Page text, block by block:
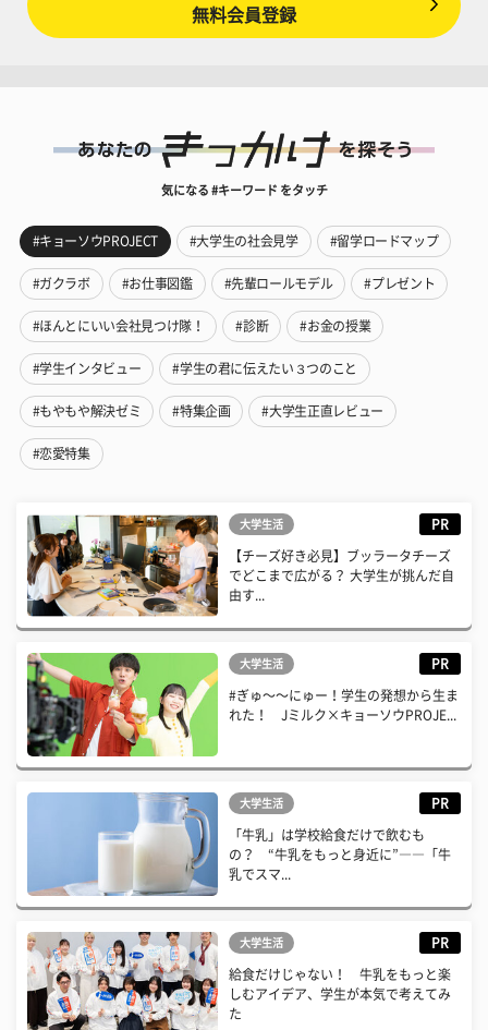
無料会員登録
気になる #キーワード をタッチ
#キョーソウPROJECT #大学生の社会見学 #留学ロードマップ
#ガクラボ #お仕事図鑑 #先輩ロールモデル #プレゼント
#ほんとにいい会社見つけ隊！ #診断 #お金の授業
#学生インタビュー #学生の君に伝えたい３つのこと
#もやもや解決ゼミ #特集企画 #大学生正直レビュー
#恋愛特集
大学生活 PR
【チーズ好き必見】ブッラータチーズ
でどこまで広がる？ 大学生が挑んだ自
由す...
大学生活 PR
#ぎゅ〜〜にゅー！学生の発想から生ま
れた！ Jミルク×キョーソウPROJE...
大学生活 PR
「牛乳」は学校給食だけで飲むも
の？ “牛乳をもっと身近に”――「牛
乳でスマ...
大学生活 PR
給食だけじゃない！ 牛乳をもっと楽
しむアイデア、学生が本気で考えてみ
た